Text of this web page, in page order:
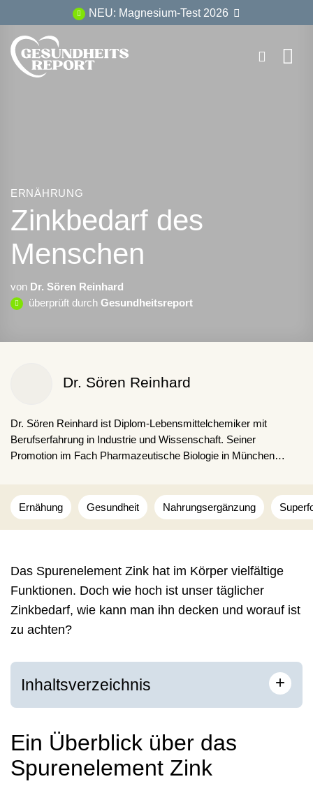
Inhalt
springen
NEU: Magnesium-Test 2026
ERNÄHRUNG
Zinkbedarf des
Menschen
von Dr. Sören Reinhard
überprüft durch Gesundheitsreport
Dr. Sören Reinhard
Dr. Sören Reinhard ist Diplom-Lebensmittel­chemiker mit
Berufserfahrung in Industrie und Wissenschaft. Seiner
Promotion im Fach Pharmazeutische Biologie in München
Autor und behandelt Themen der Gesundheit, Ernährung und
Medizin.
Ernähung Gesundheit Nahrungsergänzung
Das Spurenelement Zink hat im Körper vielfältige
Funktionen. Doch wie hoch ist unser täglicher
Zinkbedarf, wie kann man ihn decken und worauf ist
zu achten?
Inhaltsverzeichnis +
Ein Überblick über das
Spurenelement Zink